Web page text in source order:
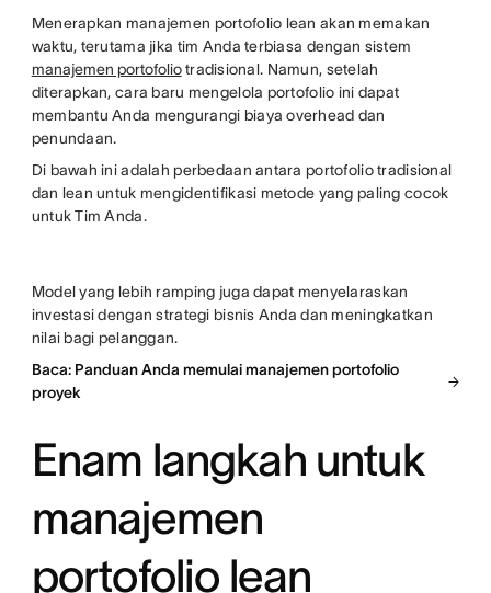
Menerapkan manajemen portofolio lean akan memakan
waktu, terutama jika tim Anda terbiasa dengan sistem
manajemen portofoliotradisional. Namun, setelah
diterapkan, cara baru mengelola portofolio ini dapat
membantu Anda mengurangi biaya overhead dan
penundaan.
Di bawah ini adalah perbedaan antara portofolio tradisional
dan lean untuk mengidentifikasi metode yang paling cocok
untuk Tim Anda.
Model yang lebih ramping juga dapat menyelaraskan
investasi dengan strategi bisnis Anda dan meningkatkan
nilai bagi pelanggan.
Baca: Panduan Anda memulai manajemen portofolio
proyek
Enam langkah untuk
manajemen
portofolio lean